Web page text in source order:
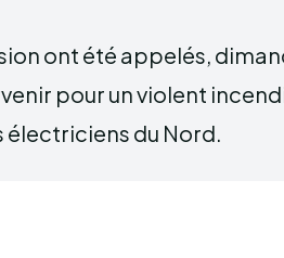
ont été appelés,
pour un violent
électriciens du Nord.